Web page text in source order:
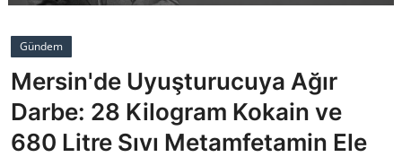
Cumhurbaşkanlığı
Bakanlıklar
Siyasi Partiler
Gündem
Mersin'de Uyuşturucuya Ağır
Darbe: 28 Kilogram Kokain ve
680 Litre Sıvı Metamfetamin Ele